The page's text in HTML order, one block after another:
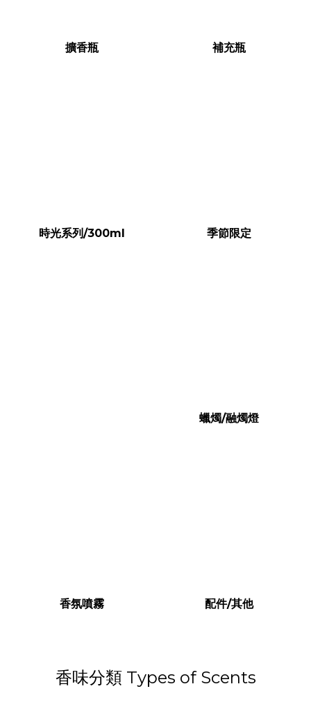
擴香瓶 補充瓶
時光系列/300ml 季節限定
蠟燭/融燭燈
香氛噴霧 配件/其他
香味分類 Types of Scents